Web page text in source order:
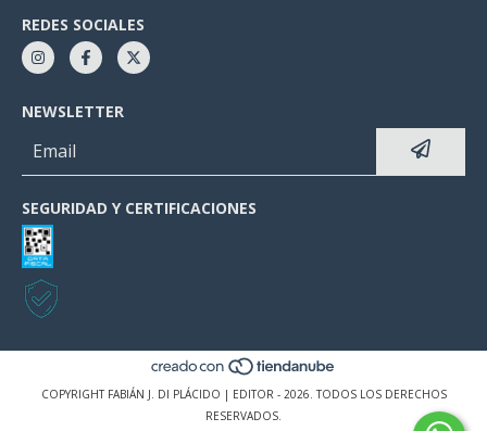
REDES SOCIALES
NEWSLETTER
SEGURIDAD Y CERTIFICACIONES
COPYRIGHT FABIÁN J. DI PLÁCIDO | EDITOR - 2026. TODOS LOS DERECHOS
RESERVADOS.